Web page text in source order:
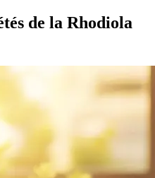
de la Rhodiola